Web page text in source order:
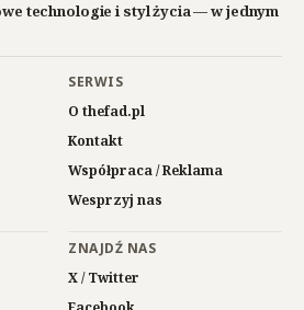
technologie i styl życia — w jednym
SERWIS
O thefad.pl
Kontakt
Współpraca / Reklama
Wesprzyj nas
ZNAJDŹ NAS
X / Twitter